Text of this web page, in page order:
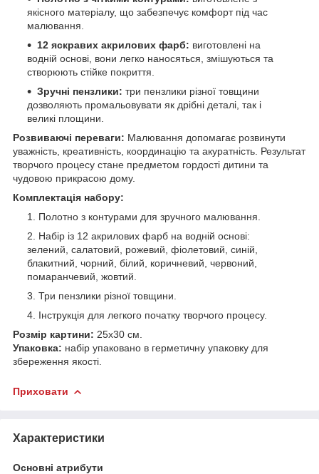
якісного матеріалу, що забезпечує комфорт під час
малювання.
12 яскравих акрилових фарб: виготовлені на
водній основі, вони легко наносяться, змішуються та
створюють стійке покриття.
Зручні пензлики: три пензлики різної товщини
дозволяють промальовувати як дрібні деталі, так і
великі площини.
Розвиваючі переваги: Малювання допомагає розвинути
уважність, креативність, координацію та акуратність. Результат
творчого процесу стане предметом гордості дитини та
чудовою прикрасою дому.
Комплектація набору:
Полотно з контурами для зручного малювання.
Набір із 12 акрилових фарб на водній основі:
зелений, салатовий, рожевий, фіолетовий, синій,
блакитний, чорний, білий, коричневий, червоний,
помаранчевий, жовтий.
Три пензлики різної товщини.
Інструкція для легкого початку творчого процесу.
Розмір картини: 25х30 см.
Упаковка: набір упаковано в герметичну упаковку для
збереження якості.
Приховати
Характеристики
Основні атрибути